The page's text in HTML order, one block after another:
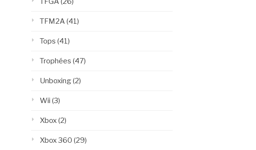
TFM2A (41)
Tops (41)
Trophées (47)
Unboxing(2)
Wii (3)
Xbox(2)
Xbox 360 (29)